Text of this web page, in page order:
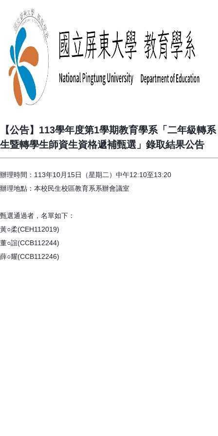
【公告】113學年度第1學期教育學系「二年級轉系
生暨轉學生師資生資格遞補甄選」錄取結果公告
辦理時間：113年10月15日（星期二）中午12:10至13:20
辦理地點：本校民生校區教育系系辦會議室
甄選通過者，名單如下：
黃○柔(CEH112019)
董○誼(CCB112244)
薛○耀(CCB112246)